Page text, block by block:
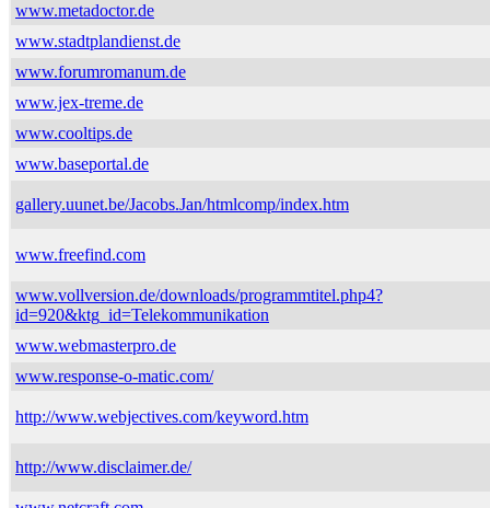
www.metadoctor.de
www.stadtplandienst.de
www.forumromanum.de
www.jex-treme.de
www.cooltips.de
www.baseportal.de
gallery.uunet.be/Jacobs.Jan/htmlcomp/index.htm
www.freefind.com
www.vollversion.de/downloads/programmtitel.php4?
id=920&ktg_id=Telekommunikation
www.webmasterpro.de
www.response-o-matic.com/
http://www.webjectives.com/keyword.htm
http://www.disclaimer.de/